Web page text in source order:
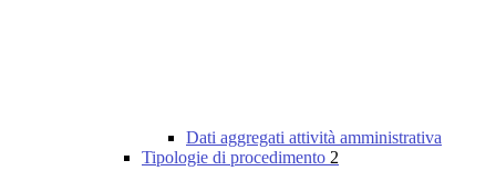
Dati aggregati attività amministrativa
Tipologie di procedimento 2